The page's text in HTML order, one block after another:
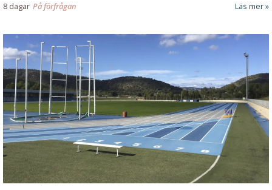
8 dagar På förfrågan Läs mer